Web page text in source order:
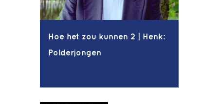
Hoe het zou kunnen 2 | Henk:
Polderjongen